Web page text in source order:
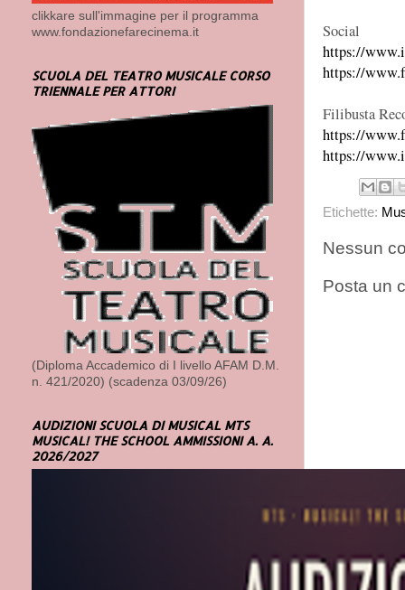
Social
https://
https://
Filibusta
https://
https://
Etichette:
Nessun
Posta un
clikkare sull'immagine per il programma
www.fondazionefarecinema.it
SCUOLA DEL TEATRO MUSICALE CORSO
TRIENNALE PER ATTORI
(Diploma Accademico di I livello AFAM D.M.
n. 421/2020) (scadenza 03/09/26)
AUDIZIONI SCUOLA DI MUSICAL MTS
MUSICAL! THE SCHOOL AMMISSIONI A. A.
2026/2027